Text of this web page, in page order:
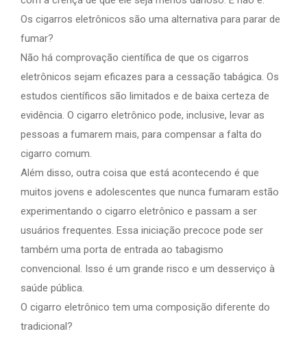
Os cigarros eletrônicos são uma alternativa para parar de
fumar?
Não há comprovação científica de que os cigarros
eletrônicos sejam eficazes para a cessação tabágica. Os
estudos científicos são limitados e de baixa certeza de
evidência. O cigarro eletrônico pode, inclusive, levar as
pessoas a fumarem mais, para compensar a falta do
cigarro comum.
Além disso, outra coisa que está acontecendo é que
muitos jovens e adolescentes que nunca fumaram estão
experimentando o cigarro eletrônico e passam a ser
usuários frequentes. Essa iniciação precoce pode ser
também uma porta de entrada ao tabagismo
convencional. Isso é um grande risco e um desserviço à
saúde pública.
O cigarro eletrônico tem uma composição diferente do
tradicional?